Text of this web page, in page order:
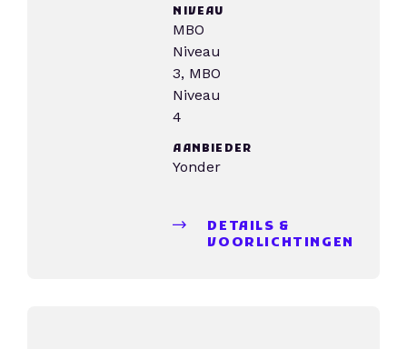
niveau
3 en 4
NIVEAU
MBO
Niveau
3, MBO
Niveau
Yonder